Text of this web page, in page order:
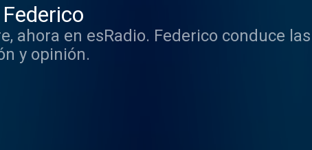
ahora en esRadio. Federico conduce
y opinión.